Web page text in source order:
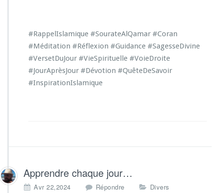
#RappelIslamique #SourateAlQamar #Coran
#Méditation #Réflexion #Guidance #SagesseDivine
#VersetDuJour #VieSpirituelle #VoieDroite
#JourAprèsJour #Dévotion #QuêteDeSavoir
#InspirationIslamique
Apprendre chaque jour…
Avr 22,2024 Répondre Divers